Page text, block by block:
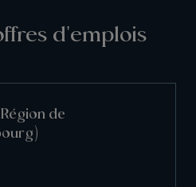
d'emplois
de